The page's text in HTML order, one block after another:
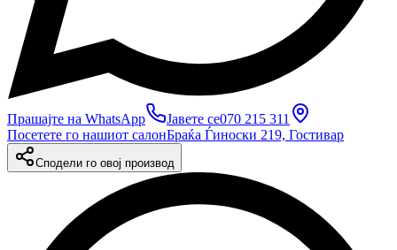
Прашајте на WhatsApp Јавете се070 215 311
Посетете го нашиот салонБраќа Ѓиноски 219, Гостивар
Сподели го овој производ